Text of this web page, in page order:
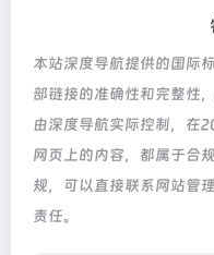
本站深度导航提供的国际
部链接的准确性和完整性
由深度导航实际控制，在
网页上的内容，都属于合
规，可以直接联系网站管
责任。